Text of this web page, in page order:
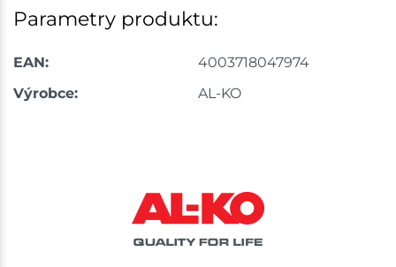
Parametry produktu:
EAN:
4003718047974
Výrobce:
AL-KO